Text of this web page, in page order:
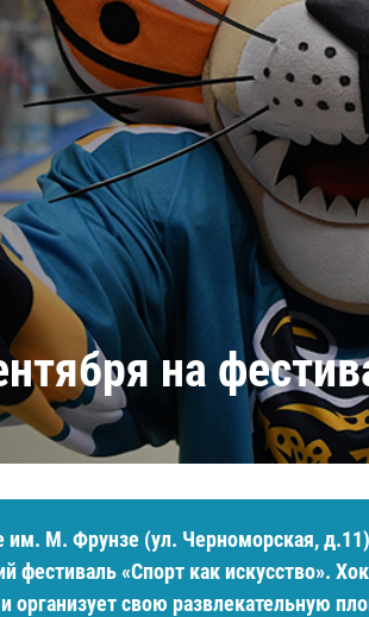
Амур
Барыс
Салават Юлаев
Сибирь
на
им. М. Фрунзе (ул. Черноморская, д.11)
фестиваль «Спорт как искусство».
организует свою развлекательную